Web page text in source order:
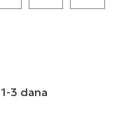
3 dana